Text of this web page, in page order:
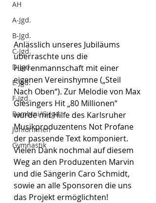
AH
A-Jgd.
B-Jgd.
C-Jgd.
D-Jgd.
E-Jgd.
F-Jgd.
Bambini/G-Jgd.
Juniorinnen
Gymnastik
Anlässlich unseres Jubiläums
überraschte uns die
Herrenmannschaft mit einer
eigenen Vereinshymne („Steil
Nach Oben“). Zur Melodie von Max
Giesingers Hit „80 Millionen“
wurde mit Hilfe des Karlsruher
Musikproduzentens Not Profane
der passende Text komponiert.
Vielen Dank nochmal auf diesem
Weg an den Produzenten Marvin
und die Sängerin Caro Schmidt,
sowie an alle Sponsoren die uns
das Projekt ermöglichten!